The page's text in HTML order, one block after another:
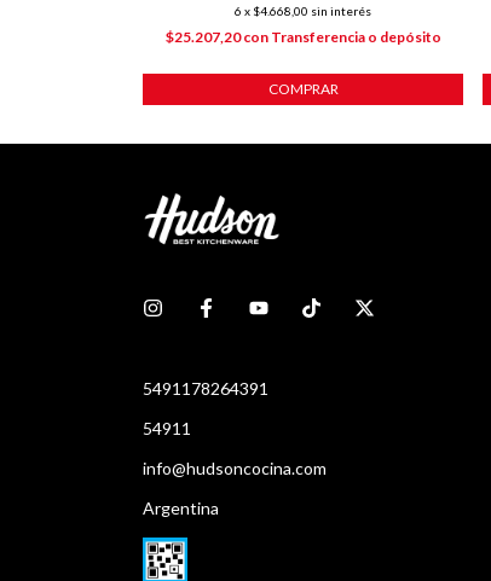
6 x $4.668,00 sin interés
$25.207,20con Transferencia o depósito
5491178264391
54911
info@hudsoncocina.com
Argentina